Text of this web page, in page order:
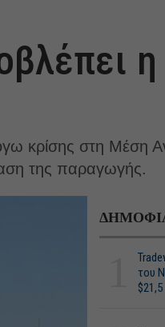
κρίσης στη Μέση
της παραγωγής.
του